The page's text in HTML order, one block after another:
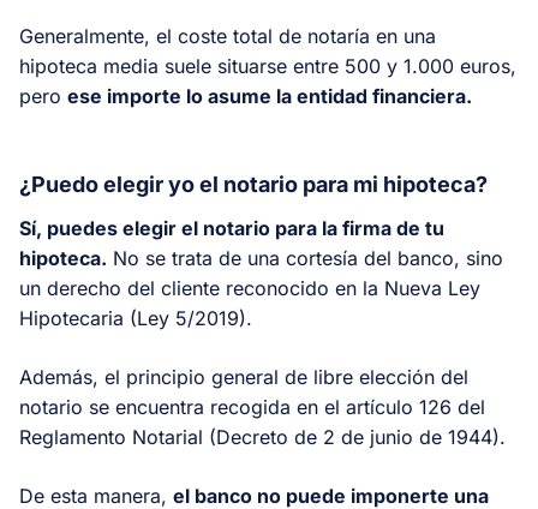
Generalmente, el coste total de notaría en una
hipoteca media suele situarse entre 500 y 1.000 euros,
pero ese importe lo asume la entidad financiera.
¿Puedo elegir yo el notario para mi hipoteca?
Sí, puedes elegir el notario para la firma de tu
hipoteca. No se trata de una cortesía del banco, sino
un derecho del cliente reconocido en la Nueva Ley
Hipotecaria (Ley 5/2019).
Además, el principio general de libre elección del
notario se encuentra recogida en el artículo 126 del
Reglamento Notarial (Decreto de 2 de junio de 1944).
De esta manera, el banco no puede imponerte una